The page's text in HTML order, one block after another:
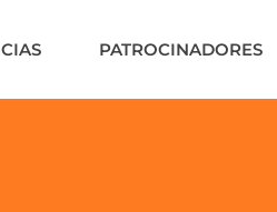
PATROCINADORES